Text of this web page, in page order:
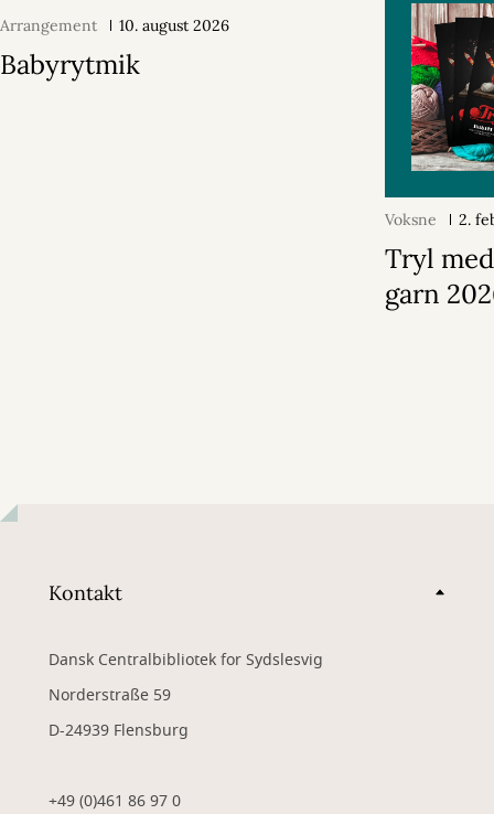
Arrangement 10. august 2026
Babyrytmik
Voksne 2.
Tryl
garn
Kontakt
Dansk Centralbibliotek for Sydslesvig
Norderstraße 59
D-24939 Flensburg
+49 (0)461 86 97 0